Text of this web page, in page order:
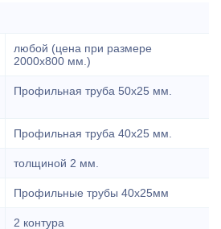
любой (цена при размере
2000x800 мм.)
Профильная труба 50х25 мм.
Профильная труба 40х25 мм.
толщиной 2 мм.
Профильные трубы 40х25мм
2 контура